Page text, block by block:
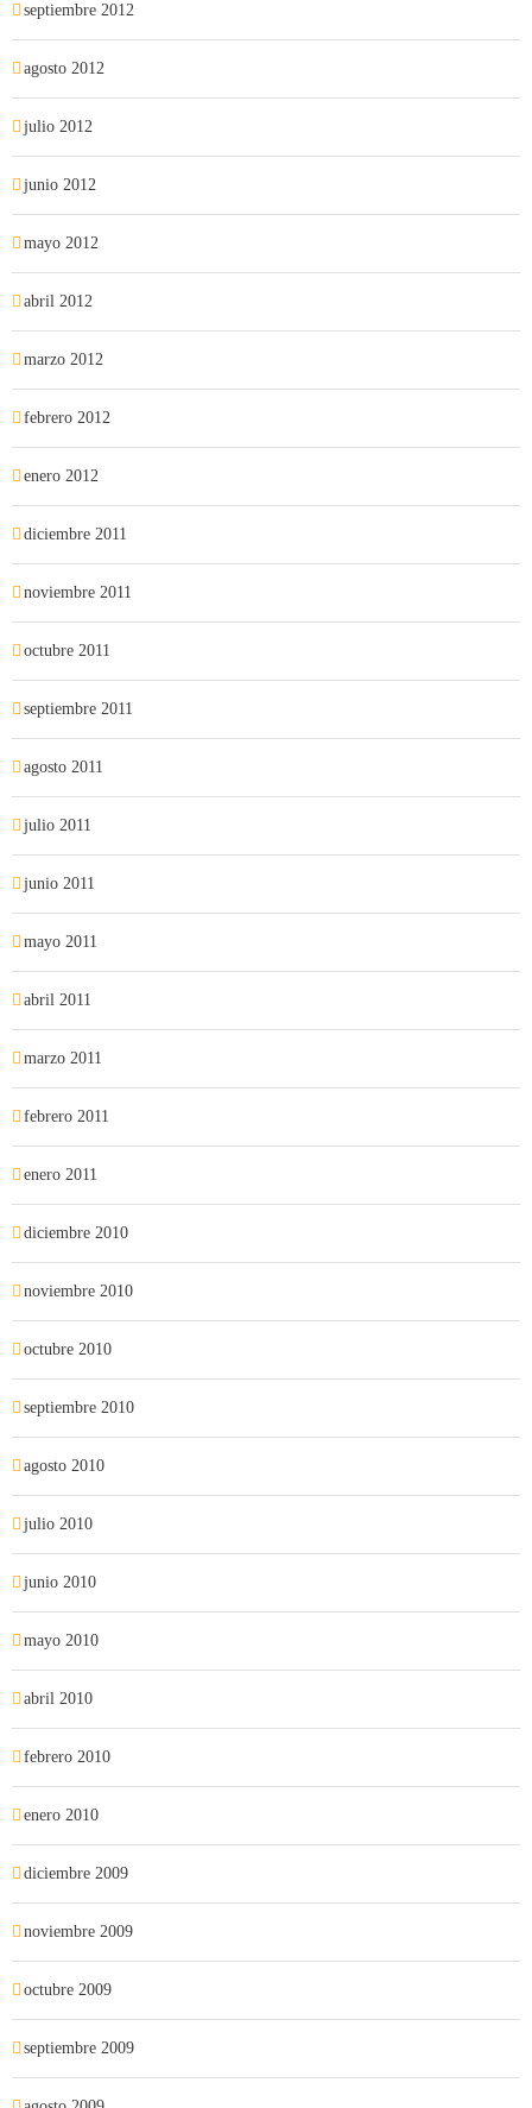
septiembre 2012
agosto 2012
julio 2012
junio 2012
mayo 2012
abril 2012
marzo 2012
febrero 2012
enero 2012
diciembre 2011
noviembre 2011
octubre 2011
septiembre 2011
agosto 2011
julio 2011
junio 2011
mayo 2011
abril 2011
marzo 2011
febrero 2011
enero 2011
diciembre 2010
noviembre 2010
octubre 2010
septiembre 2010
agosto 2010
julio 2010
junio 2010
mayo 2010
abril 2010
febrero 2010
enero 2010
diciembre 2009
noviembre 2009
octubre 2009
septiembre 2009